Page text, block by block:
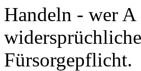
Handeln - wer A
Fürsorgepflicht.